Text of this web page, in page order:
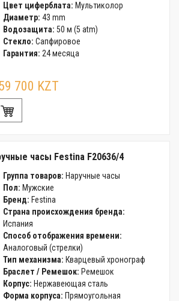
Цвет циферблата: Мультиколор
Диаметр: 43 mm
Водозащита: 50 м (5 atm)
Стекло: Сапфировое
Гарантия: 24 месяца
700 KZT
часы Festina F20636/4
Группа товаров: Наручные часы
Пол: Мужские
Бренд: Festina
Страна происхождения бренда:
Испания
Способ отображения времени:
Аналоговый (стрелки)
Тип механизма: Кварцевый хронограф
Браслет / Ремешок: Ремешок
Корпус: Нержавеющая сталь
Форма корпуса: Прямоугольная